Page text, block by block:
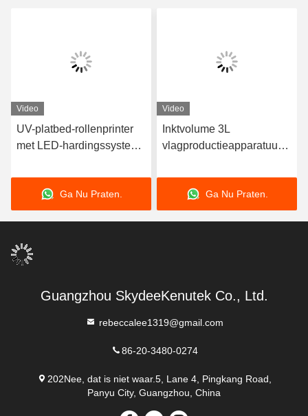
Video
UV-platbed-rollenprinter
met LED-hardingssysteem
Ga Nu Praten.
Video
Inktvolume 3L
vlagproductieapparatuur
Ga Nu Praten.
Guangzhou SkydeeKenutek Co., Ltd.
rebeccalee1319@gmail.com
86-20-3480-0274
202Nee, dat is niet waar.5, Lane 4, Pingkang Road,
Panyu City, Guangzhou, China